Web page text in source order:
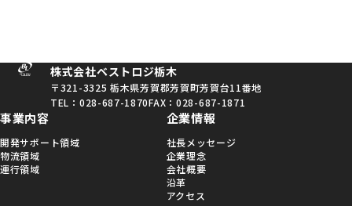
株式会社ベストロジ栃木
〒321-3325 栃木県芳賀郡芳賀町芳賀台11番地
TEL：028-687-1870FAX：028-687-1871
事業内容
開発サポート領域
物流領域
運行領域
企業情報
社長メッセージ
企業理念
会社概要
沿革
アクセス